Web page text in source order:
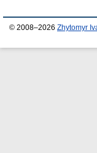
© 2008–2026 Zhytomyr